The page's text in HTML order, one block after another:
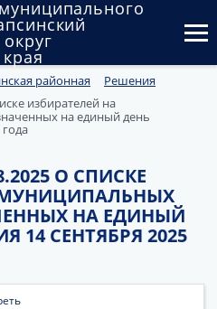
контроль
обсуждения
районная
Решения
избирателей на
на единый день
О СПИСКЕ
НА ЕДИНЫЙ
14 СЕНТЯБРЯ 2025